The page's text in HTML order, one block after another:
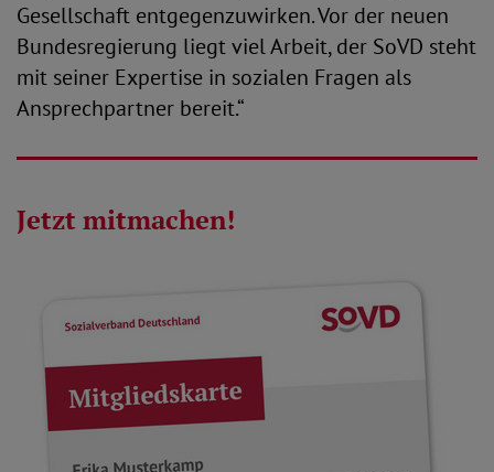
Gesellschaft entgegenzuwirken. Vor der neuen
Bundesregierung liegt viel Arbeit, der SoVD steht
mit seiner Expertise in sozialen Fragen als
Ansprechpartner bereit.“
Jetzt mitmachen!